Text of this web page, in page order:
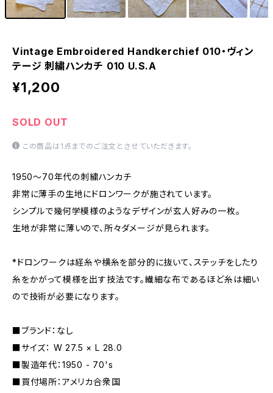
Vintage Embroidered Handkerchief 010・ヴィン
テージ 刺繍ハンカチ 010 U.S.A
¥1,200
SOLD OUT
この商品は1点までのご注文とさせていただきます。
1950～70年代の刺繍ハンカチ
非常に薄手の生地にドロンワークが施されています。
シンプルで幾何学模様のようなデザインが玄人好みの一枚。
生地が非常に薄いので、所々ダメージが見られます。
*ドロンワークは経糸や横糸を部分的に抜いて、ステッチをしたり
糸をかがって模様を出す技法です。繊細な布であるほど糸は細い
ので技術が必要になります。
■ブランド：なし
■サイズ： W 27.5 × L 28.0
■製造年代：1950 - 70's
■買付場所：アメリカ合衆国